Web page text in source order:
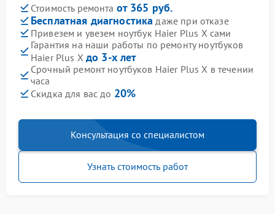
Стоимость ремонта от 365 руб.
Бесплатная диагностика даже при отказе
Привезем и увезем ноутбук Haier Plus X сами
Гарантия на наши работы по ремонту ноутбуков
Haier Plus X до 3-х лет
Срочный ремонт ноутбуков Haier Plus X в течении
часа
Скидка для вас до 20%
Консультация со специалистом
Узнать стоимость работ